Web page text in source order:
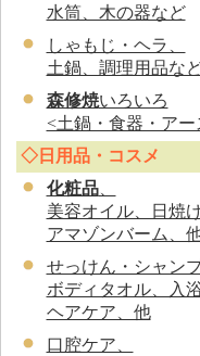
水筒、木の器など
しゃもじ・ヘラ、
土鍋、調理用品な
森修焼いろいろ
<土鍋・食器・アー
◇日用品・コスメ
化粧品、
美容オイル、日焼
アマゾンバーム、
せっけん・シャンプ
ボディタオル、入浴
ヘアケア、他
口腔ケア、